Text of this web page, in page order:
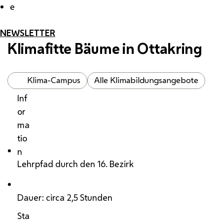
e
NEWSLETTER
Klimafitte Bäume in Ottakring
Klima-Campus Alle Klimabildungsangebote
Inf
or
ma
tio
n
Lehrpfad durch den 16. Bezirk
Dauer: circa 2,5 Stunden
Sta